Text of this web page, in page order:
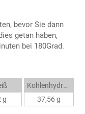
bevor Sie dann
getan haben,
bei 180Grad.
g
Kohlenhydrate
37,56 g